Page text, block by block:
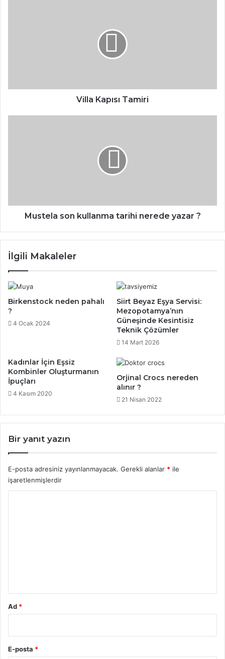
Villa Kapısı Tamiri
Mustela son kullanma tarihi nerede yazar ?
İlgili Makaleler
Birkenstock neden pahalı
?
4 Ocak 2024
Siirt Beyaz Eşya Servisi:
Mezopotamya’nın
Güneşinde Kesintisiz
Teknik Çözümler
14 Mart 2026
Kadınlar İçin Eşsiz
Kombinler Oluşturmanın
İpuçları
4 Kasım 2020
Orjinal Crocs nereden
alınır ?
21 Nisan 2022
Bir yanıt yazın
E-posta adresiniz yayınlanmayacak. Gerekli alanlar * ile
işaretlenmişlerdir
Ad *
E-posta *